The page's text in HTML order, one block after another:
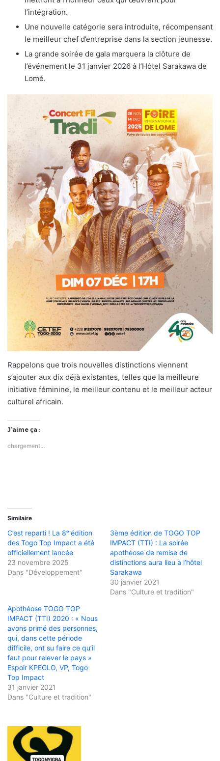
l’intégration.
Une nouvelle catégorie sera introduite, récompensant
le meilleur chef d’entreprise dans la section jeunesse.
La grande soirée de gala marquera la clôture de
l’événement le 31 janvier 2026 à l’Hôtel Sarakawa de
Lomé.
Rappelons que trois nouvelles distinctions viennent
s’ajouter aux dix déjà existantes, telles que la meilleure
initiative féminine, le meilleur contenu et le meilleur acteur
culturel africain.
J’aime ça :
chargement…
Similaire
C’est reparti ! La 8ᵉ édition
des Togo Top Impact a été
officiellement lancée
23 novembre 2025
Dans "Développement"
3ème édition de TOGO TOP
IMPACT (TTI) : La soirée
apothéose de remise de
distinctions aura lieu à l’hôtel
Sarakawa
30 janvier 2021
Dans "Culture et tradition"
Apothéose TOGO TOP
IMPACT (TTI) 2020 : « Nous
avons primé des personnes,
qui, dans cette période
difficile, ont su faire ce qu’il
faut pour relever le pays »
Espoir KPEGLO, VP, Togo
Top Impact
31 janvier 2021
Dans "Culture et tradition"